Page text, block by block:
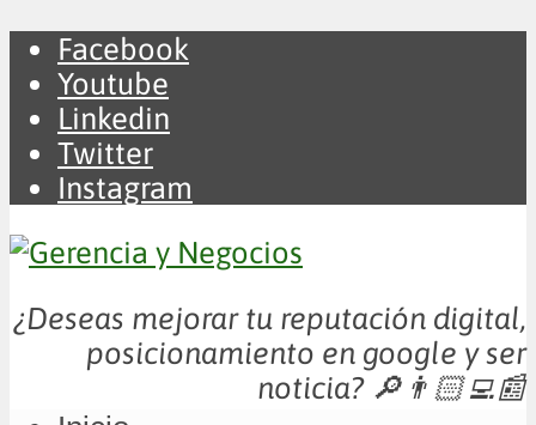
Facebook
Youtube
Linkedin
Twitter
Instagram
¿Deseas mejorar tu reputación digital,
posicionamiento en google y ser
noticia? 🔎👨🏻‍💻📰